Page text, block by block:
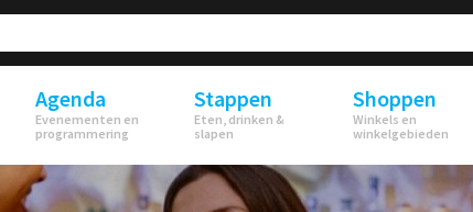
Agenda
Evenementen en
programmering
Stappen
Eten, drinken &
slapen
Shoppen
Winkels en
winkelgebieden